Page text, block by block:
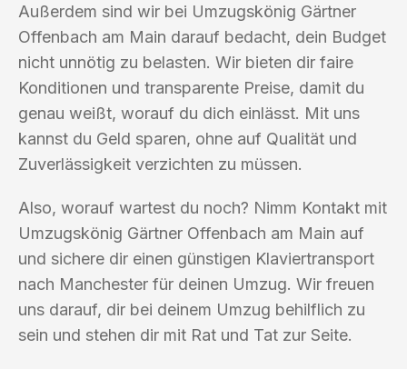
Außerdem sind wir bei Umzugskönig Gärtner
Offenbach am Main darauf bedacht, dein Budget
nicht unnötig zu belasten. Wir bieten dir faire
Konditionen und transparente Preise, damit du
genau weißt, worauf du dich einlässt. Mit uns
kannst du Geld sparen, ohne auf Qualität und
Zuverlässigkeit verzichten zu müssen.
Also, worauf wartest du noch? Nimm Kontakt mit
Umzugskönig Gärtner Offenbach am Main auf
und sichere dir einen günstigen Klaviertransport
nach Manchester für deinen Umzug. Wir freuen
uns darauf, dir bei deinem Umzug behilflich zu
sein und stehen dir mit Rat und Tat zur Seite.